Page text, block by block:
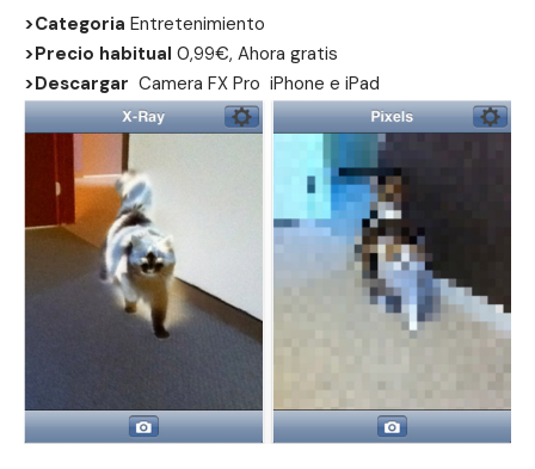
>Categoria Entretenimiento
>Precio habitual 0,99€, Ahora gratis
>Descargar Camera FX Pro iPhone e iPad